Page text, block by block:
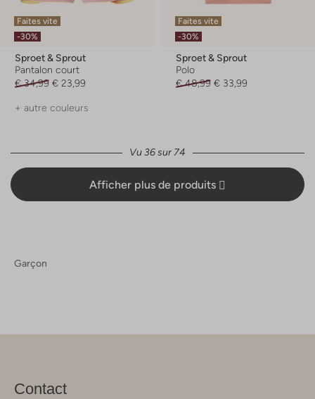
Faites vite
-30%
Sproet & Sprout
Pantalon court
€ 34,99 € 23,99
+ autre couleurs
Faites vite
-30%
Sproet & Sprout
Polo
€ 48,99 € 33,99
Vu 36 sur 74
Afficher plus de produits
Garçon
Contact